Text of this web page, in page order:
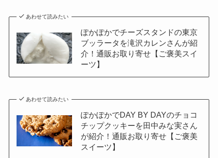
あわせて読みたい
ぽかぽかでチーズスタンドの東京
ブッラータを滝沢カレンさんが紹
介！通販お取り寄せ【ご褒美スイ
ーツ】
あわせて読みたい
ぽかぽかでDAY BY DAYのチョコ
チップクッキーを田中みな実さん
が紹介！通販お取り寄せ【ご褒美
スイーツ】